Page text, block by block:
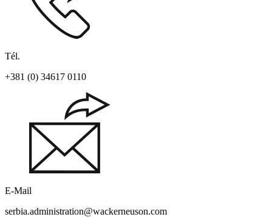
Tél.
+381 (0) 34617 0110
E-Mail
serbia.administration@wackerneuson.com